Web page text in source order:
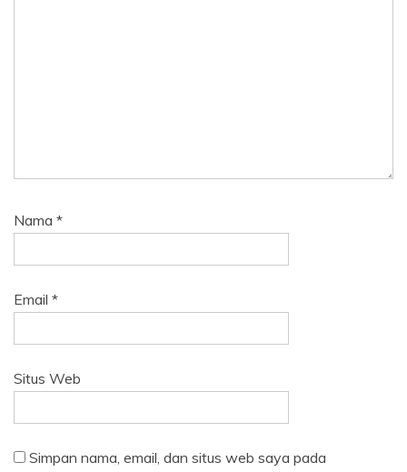
Nama *
Email *
Situs Web
Simpan nama, email, dan situs web saya pada